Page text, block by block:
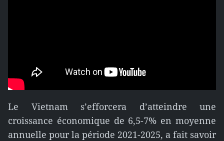
Le Vietnam s’efforcera d’atteindre une
croissance économique de 6,5-7% en moyenne
annuelle pour la période 2021-2025, a fait savoir